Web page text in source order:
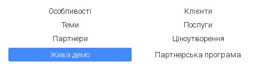
Особливості
Клієнти
Теми
Послуги
Партнери
Ціноутворення
Жива демо
Партнерська програма